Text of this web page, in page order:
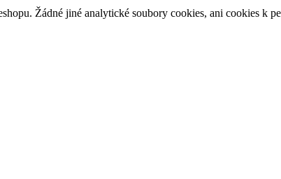
Žádné jiné analytické soubory cookies, ani cookies k